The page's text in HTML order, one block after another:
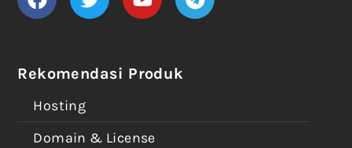
Rekomendasi Produk
Hosting
Domain & License